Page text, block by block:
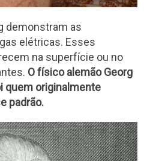
demonstram as
elétricas. Esses
na superfície ou no
O físico alemão Georg
quem originalmente
padrão.